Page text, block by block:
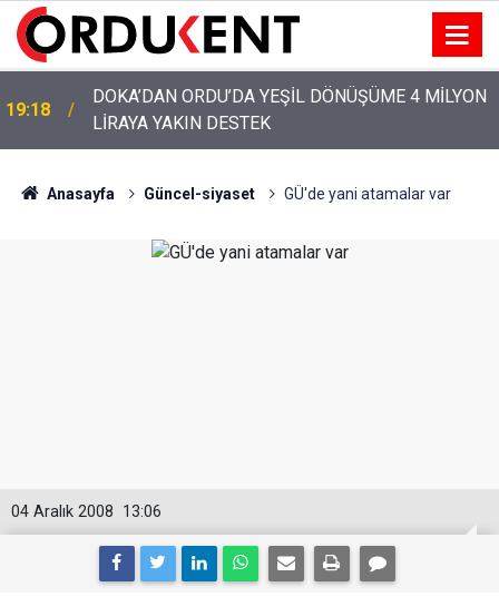
12:46
YENİ PARTİ’NİN ORDU’DAKİ 69 KİŞİLİK KURUCU
KADROSU AÇIKLANDI
Anasayfa Güncel-siyaset GÜ'de yani atamalar var
13:06
04 Aralık 2008